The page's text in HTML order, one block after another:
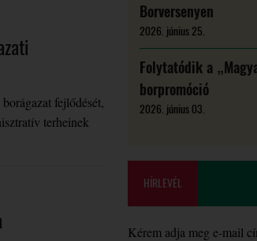
fejlődését,
terheinek
Borversenyen
2026. június 25.
Folytatódik a
borpromóció
2026. június 03.
HÍRLEVÉL
Kérem adja meg e-mail